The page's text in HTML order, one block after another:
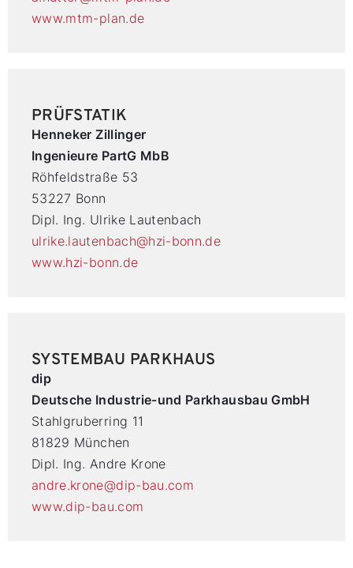
www.mtm-plan.de
PRÜFSTATIK
Henneker Zillinger
Ingenieure PartG MbB
Röhfeldstraße 53
53227 Bonn
Dipl. Ing. Ulrike Lautenbach
ulrike.lautenbach@hzi-bonn.de
www.hzi-bonn.de
SYSTEMBAU PARKHAUS
dip
Deutsche Industrie-und Parkhausbau GmbH
Stahlgruberring 11
81829 München
Dipl. Ing. Andre Krone
andre.krone@dip-bau.com
www.dip-bau.com